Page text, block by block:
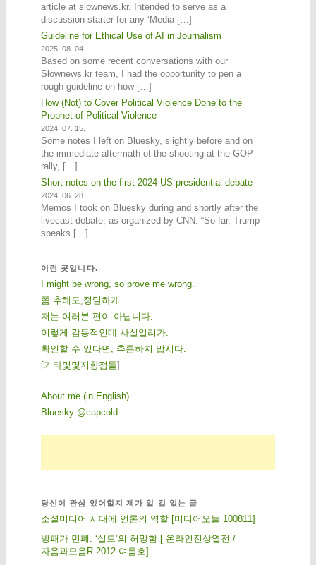
article at slownews.kr. Intended to serve as a
discussion starter for any ‘Media […]
Guideline for Ethical Use of AI in Journalism
2025. 08. 04.
Based on some recent conversations with our
Slownews.kr team, I had the opportunity to pen a
rough guideline on how […]
How (Not) to Cover Political Violence Done to the
Prophet of Political Violence
2024. 07. 15.
Some notes I left on Bluesky, slightly before and on
the immediate aftermath of the shooting at the GOP
rally, […]
Short notes on the first 2024 US presidential debate
2024. 06. 28.
Memos I took on Bluesky during and shortly after the
livecast debate, as organized by CNN. “So far, Trump
speaks […]
이런 곳입니다.
I might be wrong, so prove me wrong.
쫌 추해도,정밀하게.
저는 여러분 편이 아닙니다.
이렇게 감동적인데 사실일리가.
확인할 수 있다면, 추론하지 맙시다.
[기 타몇 몇 지 향점 들]
About me (in English)
Bluesky @capcold
당신이 관심 있어할지 제가 알 길 없는 글
소셜미디어 시대에 언론의 역할 [미디어오늘 100811]
방패가 민폐: ‘실드’의 허망함 [ 온라인진상열전 /
자음과모음R 2012 여름호]